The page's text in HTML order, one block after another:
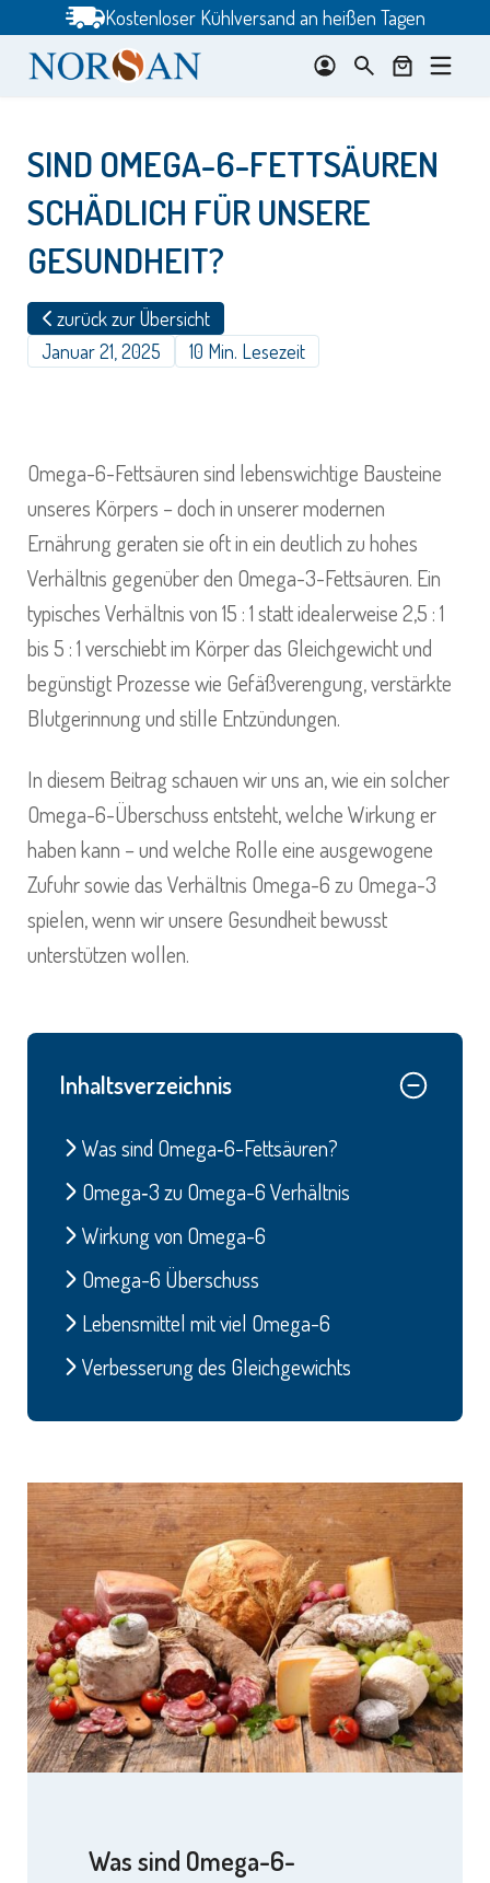
springen
Kostenloser Kühlversand an heißen Tagen
SIND OMEGA-6-FETTSÄUREN
SCHÄDLICH FÜR UNSERE
GESUNDHEIT?
zurück zur Übersicht
Januar 21, 2025
10 Min. Lesezeit
Omega-6-Fettsäuren sind lebenswichtige Bausteine
unseres Körpers – doch in unserer modernen
Ernährung geraten sie oft in ein deutlich zu hohes
Verhältnis gegenüber den Omega-3-Fettsäuren. Ein
typisches Verhältnis von 15 : 1 statt idealerweise 2,5 : 1
bis 5 : 1 verschiebt im Körper das Gleichgewicht und
begünstigt Prozesse wie Gefäßverengung, verstärkte
Blutgerinnung und stille Entzündungen.
In diesem Beitrag schauen wir uns an, wie ein solcher
Omega-6-Überschuss entsteht, welche Wirkung er
haben kann – und welche Rolle eine ausgewogene
Zufuhr sowie das Verhältnis Omega-6 zu Omega-3
spielen, wenn wir unsere Gesundheit bewusst
unterstützen wollen.
Inhaltsverzeichnis
Was sind Omega‑6-Fettsäuren?
Omega‑3 zu Omega-6 Verhältnis
Wirkung von Omega-6
Omega-6 Überschuss
Lebensmittel mit viel Omega-6
Verbesserung des Gleichgewichts
Was sind Omega-6-